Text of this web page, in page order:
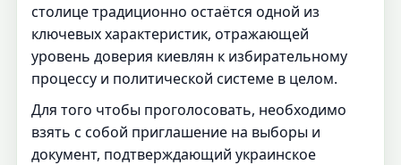
столице традиционно остаётся одной из
ключевых характеристик, отражающей
уровень доверия киевлян к избирательному
процессу и политической системе в целом.
Для того чтобы проголосовать, необходимо
взять с собой приглашение на выборы и
документ, подтверждающий украинское